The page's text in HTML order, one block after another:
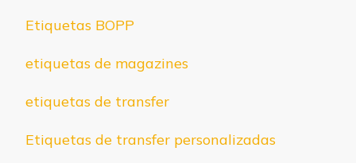
Etiquetas BOPP
etiquetas de magazines
etiquetas de transfer
Etiquetas de transfer personalizadas